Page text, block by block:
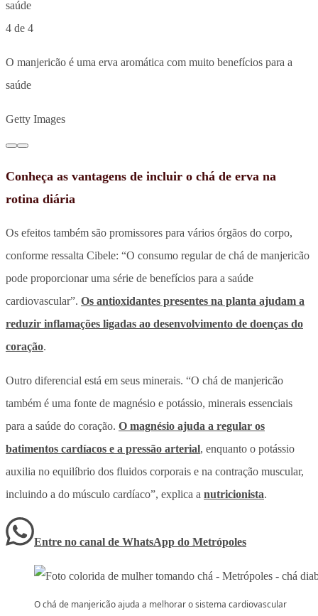
4 de 4
O manjericão é uma erva aromática com muito benefícios para a
saúde
Getty Images
Conheça as vantagens de incluir o chá de erva na
rotina diária
Os efeitos também são promissores para vários órgãos do corpo,
conforme ressalta Cibele: “O consumo regular de chá de manjericão
pode proporcionar uma série de benefícios para a saúde
cardiovascular”. Os antioxidantes presentes na planta ajudam a
reduzir inflamações ligadas ao desenvolvimento de doenças do
coração.
Outro diferencial está em seus minerais. “O chá de manjericão
também é uma fonte de magnésio e potássio, minerais essenciais
para a saúde do coração. O magnésio ajuda a regular os
batimentos cardíacos e a pressão arterial, enquanto o potássio
auxilia no equilíbrio dos fluidos corporais e na contração muscular,
incluindo a do músculo cardíaco”, explica a nutricionista.
Entre no canal de WhatsApp do Metrópoles
O chá de manjericão ajuda a melhorar o sistema cardiovascular